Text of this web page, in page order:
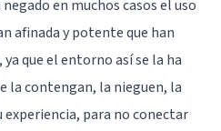
en muchos casos el uso
afinada y potente que han
que el entorno así se la ha
la contengan, la nieguen, la
experiencia, para no conectar